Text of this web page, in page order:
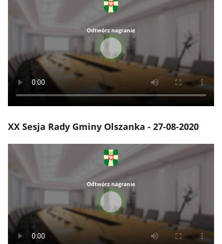
XX Sesja Rady Gminy Olszanka - 27-08-2020